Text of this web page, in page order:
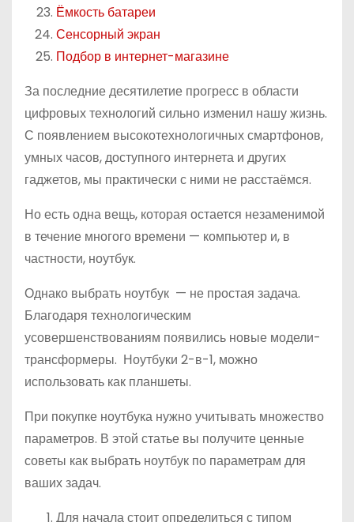
Ёмкость батареи
Сенсорный экран
Подбор в интернет-магазине
За последние десятилетие прогресс в области
цифровых технологий сильно изменил нашу жизнь.
С появлением высокотехнологичных смартфонов,
умных часов, доступного интернета и других
гаджетов, мы практически с ними не расстаёмся.
Но есть одна вещь, которая остается незаменимой
в течение многого времени — компьютер и, в
частности, ноутбук.
Однако выбрать ноутбук — не простая задача.
Благодаря технологическим
усовершенствованиям появились новые модели-
трансформеры. Ноутбуки 2-в-1, можно
использовать как планшеты.
При покупке ноутбука нужно учитывать множество
параметров. В этой статье вы получите ценные
советы как выбрать ноутбук по параметрам для
ваших задач.
Для начала стоит определиться с типом